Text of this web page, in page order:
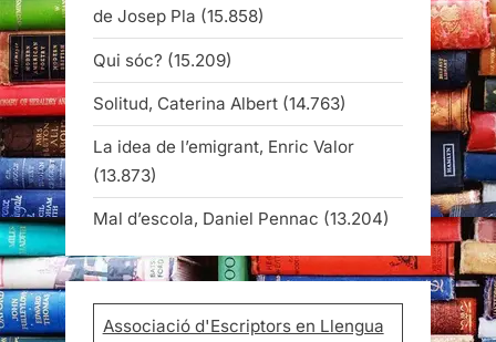
de Josep Pla (15.858)
Qui sóc? (15.209)
Solitud, Caterina Albert (14.763)
La idea de l’emigrant, Enric Valor
(13.873)
Mal d’escola, Daniel Pennac (13.204)
Associació d'Escriptors en Llengua